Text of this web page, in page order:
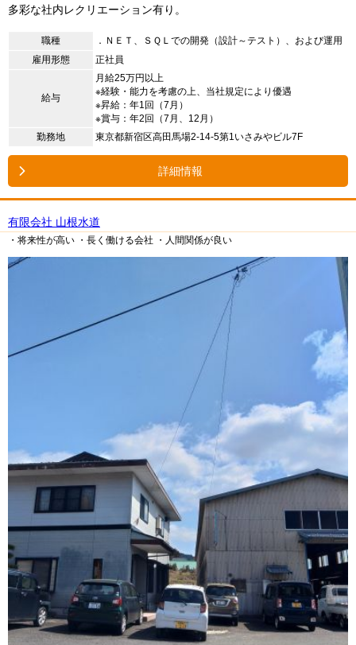
多彩な社内レクリエーション有り。
職種
．ＮＥＴ、ＳＱＬでの開発（設計～テスト）、および運用
雇用形態
正社員
給与
月給25万円以上
※経験・能力を考慮の上、当社規定により優遇
※昇給：年1回（7月）
※賞与：年2回（7月、12月）
勤務地
東京都新宿区高田馬場2-14-5第1いさみやビル7F
詳細情報
有限会社 山根水道
・将来性が高い ・長く働ける会社 ・人間関係が良い